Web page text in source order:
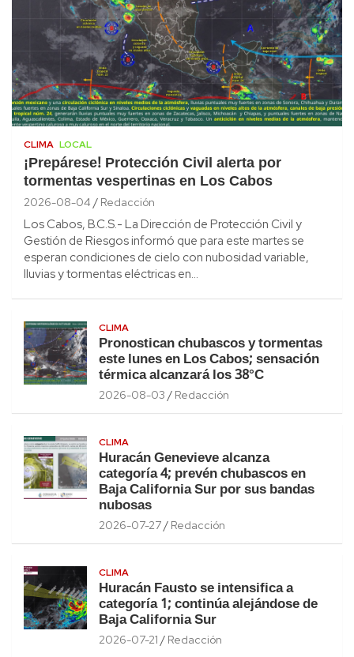
CLIMA LOCAL
¡Prepárese! Protección Civil alerta por
tormentas vespertinas en Los Cabos
2026-08-04 Redacción
Los Cabos, B.C.S.- La Dirección de Protección Civil y
Gestión de Riesgos informó que para este martes se
esperan condiciones de cielo con nubosidad variable,
lluvias y tormentas eléctricas en…
CLIMA
Pronostican chubascos y tormentas
este lunes en Los Cabos; sensación
térmica alcanzará los 38°C
2026-08-03 Redacción
CLIMA
Huracán Genevieve alcanza
categoría 4; prevén chubascos en
Baja California Sur por sus bandas
nubosas
2026-07-27 Redacción
CLIMA
Huracán Fausto se intensifica a
categoría 1; continúa alejándose de
Baja California Sur
2026-07-21 Redacción